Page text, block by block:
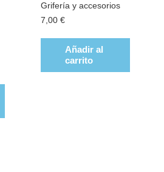
Grifería y accesorios
7,00 €
Añadir al
carrito